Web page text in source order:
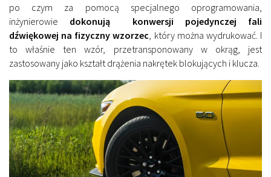
po czym za pomocą specjalnego oprogramowania,
inżynierowie dokonują konwersji pojedynczej fali
dźwiękowej na fizyczny wzorzec , który można wydrukować. I
to właśnie ten wzór, przetransponowany w okrąg, jest
zastosowany jako kształt drążenia nakrętek blokujących i klucza.